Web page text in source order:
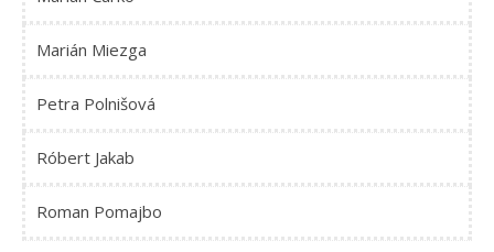
Marián Miezga
Petra Polnišová
Róbert Jakab
Roman Pomajbo